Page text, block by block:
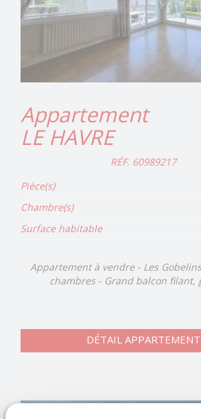
Appartement
LE HAVRE
RÉF. 60989217
Pièce(s)
Chambre(s)
Surface habitable
Appartement à vendre - Les
chambres - Grand balcon filant,
DÉTAIL APPARTEMENT